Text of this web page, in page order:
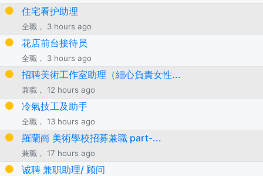
住宅看护助理
全職， 3 hours ago
花店前台接待员
全職， 3 hours ago
招聘美術工作室助理（細心負責女性...
兼職， 12 hours ago
冷氣技工及助手
全職， 13 hours ago
羅蘭崗 美術學校招募兼職 part-...
兼職， 17 hours ago
诚聘 兼职助理/ 顾问